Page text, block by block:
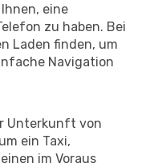
eine
zu haben. Bei
Laden finden, um
Navigation
Unterkunft von
ein Taxi,
im Voraus